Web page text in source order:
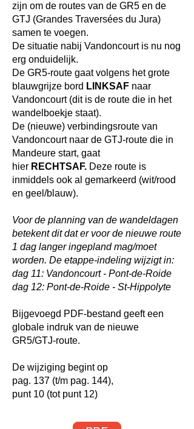
zijn om de routes van de GR5 en de
GTJ (Grandes Traversées du Jura)
samen te voegen.
De situatie nabij Vandoncourt is nu nog
erg onduidelijk.
De GR5-route gaat volgens het grote
blauwgrijze bord LINKSAF naar
Vandoncourt (dit is de route die in het
wandelboekje staat).
De (nieuwe) verbindingsroute van
Vandoncourt naar de GTJ-route die in
Mandeure start, gaat
hier RECHTSAF. Deze route is
inmiddels ook al gemarkeerd (wit/rood
en geel/blauw).
Voor de planning van de wandeldagen
betekent dit dat er voor de nieuwe route
1 dag langer ingepland mag/moet
worden. De etappe-indeling wijzigt in:
dag 11: Vandoncourt - Pont-de-Roide
dag 12: Pont-de-Roide - St-Hippolyte
Bijgevoegd PDF-bestand geeft een
globale indruk van de nieuwe
GR5/GTJ-route.
De wijziging begint op
pag. 137 (t/m pag. 144),
punt 10 (tot punt 12)